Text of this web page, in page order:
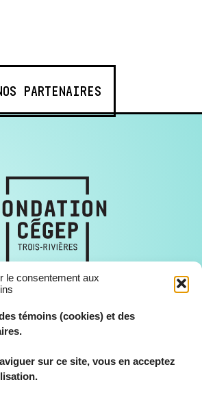
le consentement aux
témoins (cookies) et des
sur ce site, vous en acceptez
PARTENAIRES
Rivières, tous droits réservés 2026.